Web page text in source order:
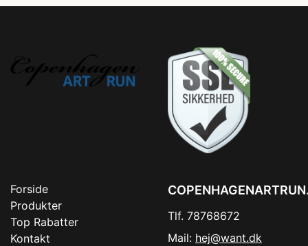
Forside
Produkter
Top Rabatter
Kontakt
Tlf. 78768672
Mail: hej@want.dk